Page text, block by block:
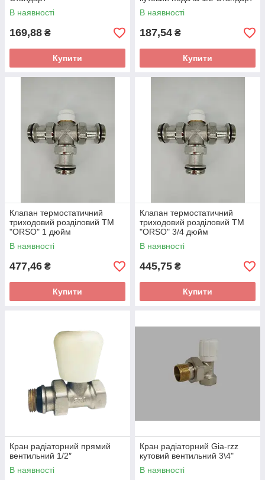
В наявності
169,88 ₴
Купити
В наявності
187,54 ₴
Купити
Клапан термостатичний
триходовий розділовий ТМ
"ORSO" 1 дюйм
В наявності
477,46 ₴
Купити
Клапан термостатичний
триходовий розділовий ТМ
"ORSO" 3/4 дюйм
В наявності
445,75 ₴
Купити
Кран радіаторний прямий
вентильний 1/2″
В наявності
Кран радіаторний Gia-rzz
кутовий вентильний 3\4"
В наявності